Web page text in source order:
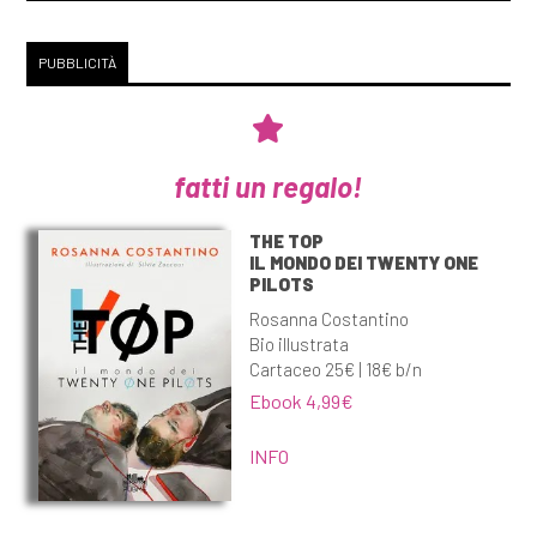
Sartre: pagina 69
[10]
E.Howard Hunt: pagina 69
L'amico ritrovato, di Fred
Uhlman: pagina 69
Settembre 2018
[26]Cronaca di una morte
annunciata, di Gabriel Garcia
Marquez: pagina 69
[19]Jane Eyre, di Charlotte
Brontë: pagina 69
[05]Il grande Gatsby, di
PUBBLICITÀ
fatti un regalo!
THE TOP
IL MONDO DEI TWENTY ONE
PILOTS
Rosanna Costantino
Bio illustrata
Cartaceo 25€ | 18€ b/n
Ebook 4,99€
INFO